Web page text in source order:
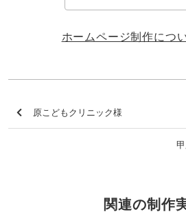
ホームページ制作につ
原こどもクリニック様
関連の制作